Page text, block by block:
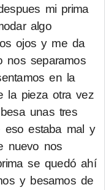
mi prima
algo
ojos y me da
nos separamos
en la
la pieza otra vez
unas tres
estaba mal y
nuevo nos
se quedó ahí
y besamos de